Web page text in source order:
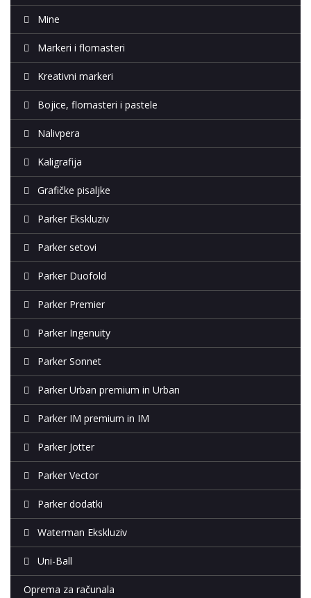
Mine
Markeri i flomasteri
Kreativni markeri
Bojice, flomasteri i pastele
Nalivpera
Kaligrafija
Grafičke pisaljke
Parker Ekskluziv
Parker setovi
Parker Duofold
Parker Premier
Parker Ingenuity
Parker Sonnet
Parker Urban premium in Urban
Parker IM premium in IM
Parker Jotter
Parker Vector
Parker dodatki
Waterman Ekskluziv
Uni-Ball
Oprema za računala